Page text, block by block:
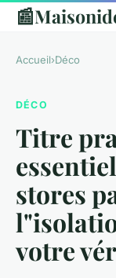
📰
Accueil›Déco
DÉCO
Titre
stores
votre